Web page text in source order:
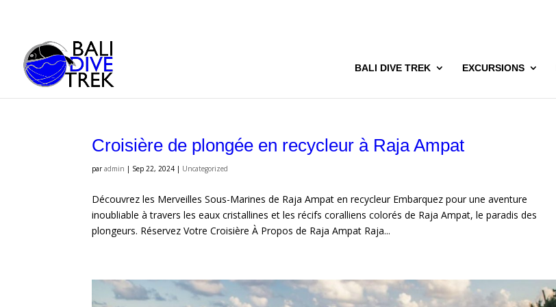
BALI DIVE TREK EXCURSIONS
Croisière de plongée en recycleur à Raja Ampat
paradmin | Sep 22, 2024 | Uncategorized
Découvrez les Merveilles Sous-Marines de Raja Ampat en recycleur Embarquez pour une aventure
inoubliable à travers les eaux cristallines et les récifs coralliens colorés de Raja Ampat, le paradis des
plongeurs. Réservez Votre Croisière À Propos de Raja Ampat Raja...